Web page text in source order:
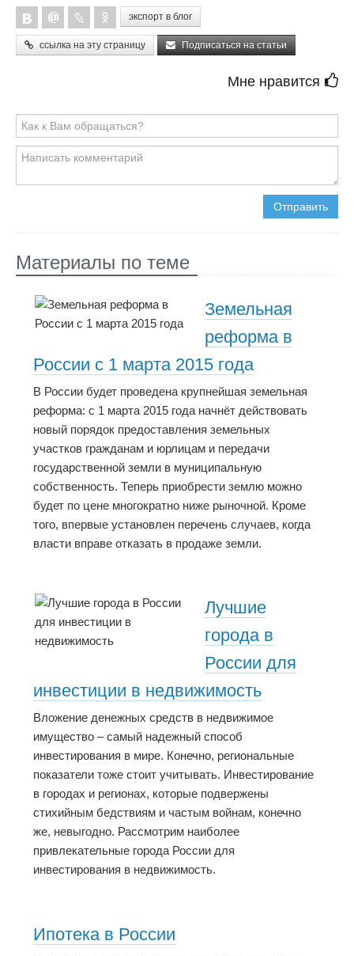
экспорт в блог
ссылка на эту страницу Подписаться на статьи
Мне нравится
Отправить
Материалы по теме
Земельная
реформа в
России с 1 марта 2015 года
В России будет проведена крупнейшая земельная
реформа: с 1 марта 2015 года начнёт действовать
новый порядок предоставления земельных
участков гражданам и юрлицам и передачи
государственной земли в муниципальную
собственность. Теперь приобрести землю можно
будет по цене многократно ниже рыночной. Кроме
того, впервые установлен перечень случаев, когда
власти вправе отказать в продаже земли.
Лучшие
города в
России для
инвестиции в недвижимость
Вложение денежных средств в недвижимое
имущество – самый надежный способ
инвестирования в мире. Конечно, региональные
показатели тоже стоит учитывать. Инвестирование
в городах и регионах, которые подвержены
стихийным бедствиям и частым войнам, конечно
же, невыгодно. Рассмотрим наиболее
привлекательные города России для
инвестирования в недвижимость.
Ипотека в России